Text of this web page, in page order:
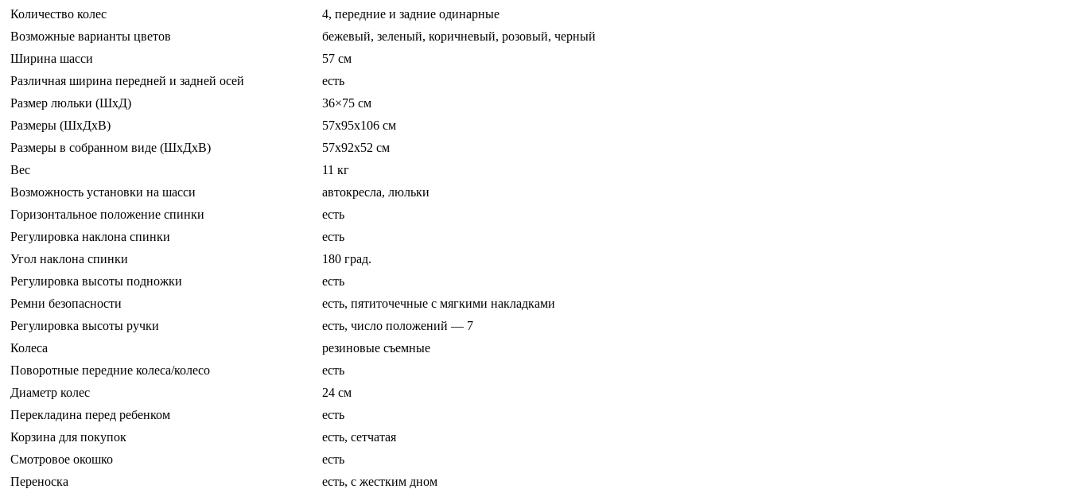
Количество колес
4, передние и задние одинарные
Возможные варианты цветов
бежевый, зеленый, коричневый, розовый, черный
Ширина шасси
57 см
Различная ширина передней и задней осей
есть
Размер люльки (ШxД)
36×75 см
Размеры (ШxДxВ)
57x95x106 см
Размеры в собранном виде (ШxДxВ)
57x92x52 см
Вес
11 кг
Возможность установки на шасси
автокресла, люльки
Горизонтальное положение спинки
есть
Регулировка наклона спинки
есть
Угол наклона спинки
180 град.
Регулировка высоты подножки
есть
Ремни безопасности
есть, пятиточечные с мягкими накладками
Регулировка высоты ручки
есть, число положений — 7
Колеса
резиновые съемные
Поворотные передние колеса/колесо
есть
Диаметр колес
24 см
Перекладина перед ребенком
есть
Корзина для покупок
есть, сетчатая
Смотровое окошко
есть
Переноска
есть, с жестким дном